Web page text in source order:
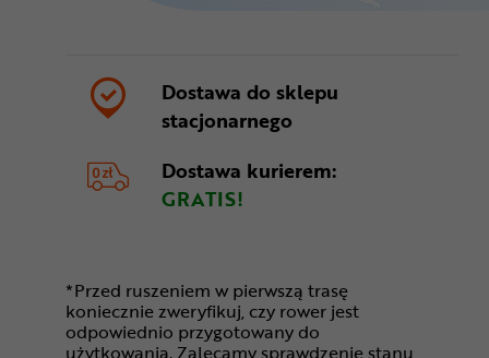
Dostawa do sklepu
stacjonarnego
Dostawa kurierem:
GRATIS!
*Przed ruszeniem w pierwszą trasę
koniecznie zweryfikuj, czy rower jest
odpowiednio przygotowany do
użytkowania. Zalecamy sprawdzenie stanu